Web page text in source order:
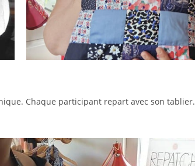
Chaque participant repart avec son tablier.